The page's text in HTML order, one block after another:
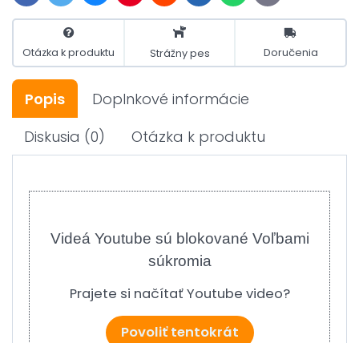
mail
Otázka k produktu Strážny pes Doručenia
Popis
Doplnkové informácie
Diskusia (0) Otázka k produktu
Videá Youtube sú blokované Voľbami
súkromia
Prajete si načítať Youtube video?
Povoliť tentokrát